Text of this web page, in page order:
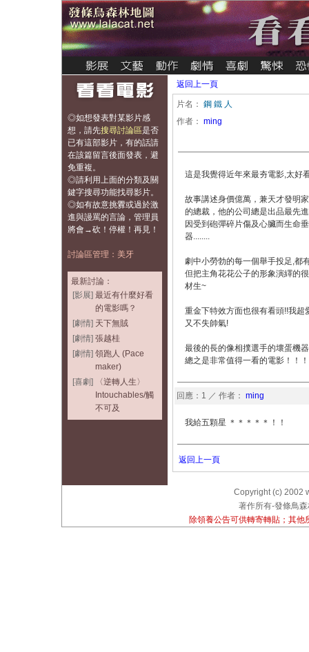
◎如想發表對某影片感
想， 請先搜尋討論區是否
已有這部影片，有的話請
在該篇留言後面發表，避
免重複。
◎請利用上面的分類及關
鍵字搜尋功能找尋影片。
◎如有故意挑釁或過於激
進與謾罵的言論，管理員
將會→砍！停權！再見！
討論區管理：美牙
最新討論：
[影展] 最近有什麼好看
的電影嗎？
[劇情] 天下無賊
[劇情] 張越桂
[劇情] 領跑人 (Pace
maker)
[喜劇]
〈逆轉人生〉
Intouchables/觸
不可及
返回上一頁
片名： 鋼 鐵 人
作者： ming
這是我覺得近年來最夯電影,太好
故事講述身價億萬，兼天才發明
的總裁，他的公司總是出品最先
因受到砲彈碎片傷及心臟而生命
器........
劇中小勞勃的每一個舉手投足,都
但把主角花花公子的形象演繹的
材生~
重金下特效方面也很有看頭!!我
又不失帥氣!
最後的長的像相撲選手的壞蛋機
總之是非常值得一看的電影！！
回應：1 ／ 作者： ming
我給五顆星 ＊＊＊＊＊！！
返回上一頁
Copyright (c) 2002
著作所有-發條鳥
除領養公告可供轉寄轉貼；其